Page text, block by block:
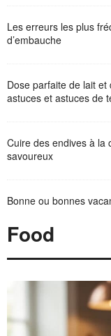
Les erreurs les plus
d’embauche
Dose parfaite de lait et
astuces et astuces de
Cuire des endives à la
savoureux
Bonne ou bonnes
Food